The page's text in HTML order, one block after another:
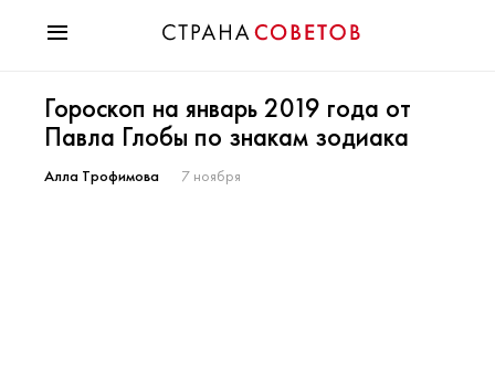
Мода
Звезды
Гороскопы
Гороскоп на январь 2019 года от
Павла Глобы по знакам зодиака
Алла Трофимова 7 ноября